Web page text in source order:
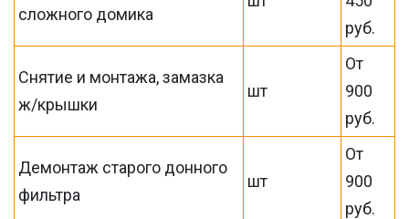
сложного домика
руб.
Снятие и монтажа, замазка
ж/крышки
шт
От
900
руб.
Демонтаж старого донного
фильтра
шт
От
900
руб.